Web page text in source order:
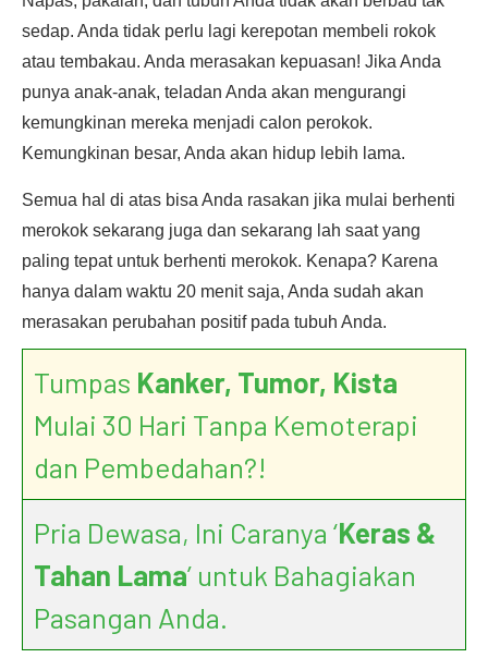
sedap. Anda tidak perlu lagi kerepotan membeli rokok
atau tembakau. Anda merasakan kepuasan! Jika Anda
punya anak-anak, teladan Anda akan mengurangi
kemungkinan mereka menjadi calon perokok.
Kemungkinan besar, Anda akan hidup lebih lama.
Semua hal di atas bisa Anda rasakan jika mulai berhenti
merokok sekarang juga dan sekarang lah saat yang
paling tepat untuk berhenti merokok. Kenapa? Karena
hanya dalam waktu 20 menit saja, Anda sudah akan
merasakan perubahan positif pada tubuh Anda.
Tumpas Kanker, Tumor, Kista
Mulai 30 Hari Tanpa Kemoterapi
dan Pembedahan?!
Pria Dewasa, Ini Caranya ‘Keras &
Tahan Lama’ untuk Bahagiakan
Pasangan Anda.